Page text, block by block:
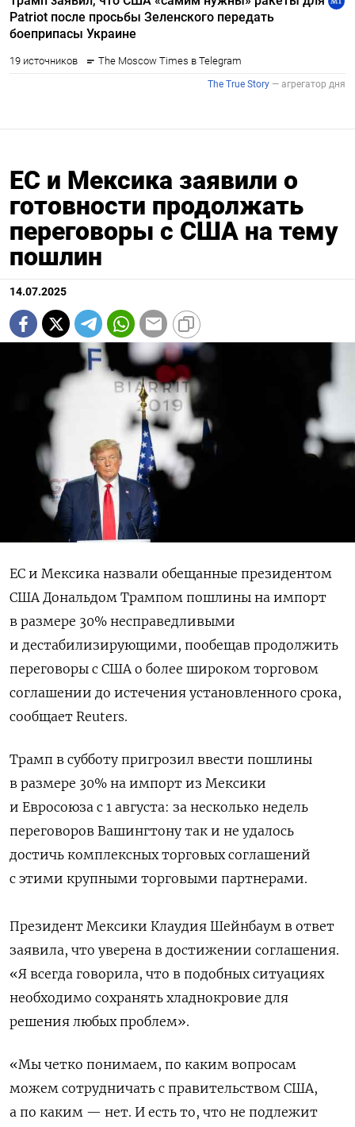
ЕС и Мексика заявили о
готовности продолжать
переговоры с США на тему
пошлин
14.07.2025
ЕС и Мексика назвали обещанные президентом
США Дональдом Трампом пошлины на импорт
в размере 30% несправедливыми
и дестабилизирующими, пообещав продолжить
переговоры с США о более широком торговом
соглашении до истечения установленного срока,
сообщает Reuters.
Трамп в субботу пригрозил ввести пошлины
в размере 30% на импорт из Мексики
и Евросоюза с 1 августа: за несколько недель
переговоров Вашингтону так и не удалось
достичь комплексных торговых соглашений
с этими крупными торговыми партнерами.
Президент Мексики Клаудия Шейнбаум в ответ
заявила, что уверена в достижении соглашения.
«Я всегда говорила, что в подобных ситуациях
необходимо сохранять хладнокровие для
решения любых проблем».
«Мы четко понимаем, по каким вопросам
можем сотрудничать с правительством США,
а по каким — нет. И есть то, что не подлежит